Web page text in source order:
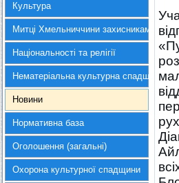
Культура
Митці Хмельниччини захисникам
Національності та релігії
Нематеріальна культурна спадщина
Новини
Нормативна база
Оголошення (загальні)
Охорона культурної спадщини